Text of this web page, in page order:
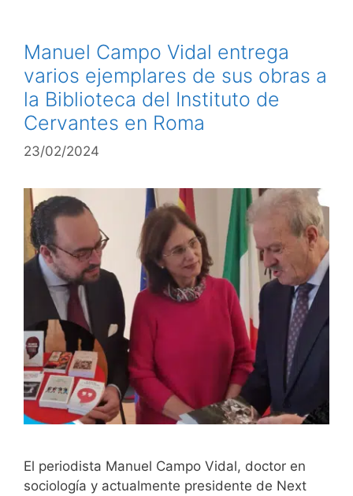
Manuel Campo Vidal entrega
varios ejemplares de sus obras a
la Biblioteca del Instituto de
Cervantes en Roma
23/02/2024
El periodista Manuel Campo Vidal, doctor en
sociología y actualmente presidente de Next